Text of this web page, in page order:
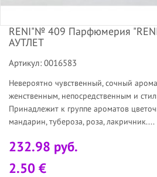
RENI"№ 409 Парфюмерия
АУТЛЕТ
Артикул: 0016583
Невероятно чувственный, сочный
женственным, непосредственным и
Принадлежит к группе ароматов
мандарин, тубероза, роза, лакричник....
232.98 руб.
2.50 €